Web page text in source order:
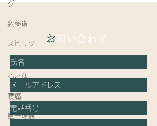
グ
数秘術
スピリッ
ト
心と体
腰痛
量子場観
​ お問い合わせ